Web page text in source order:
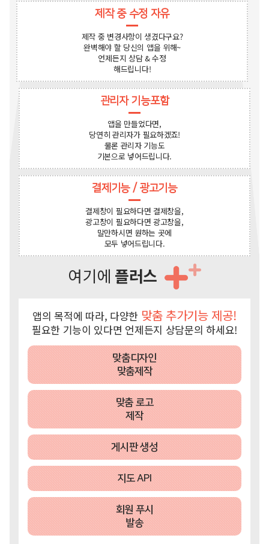
제작 중 수정 자유
제작 중 변경사항이 생겼다구요?
완벽해야 할 당신의 앱을 위해~
언제든지 상담 & 수정
해드립니다!
관리자 기능포함
앱을 만들었다면,
당연히 관리자가 필요하겠죠!
물론 관리자 기능도
기본으로 넣어드립니다.
결제기능 / 광고기능
결제창이 필요하다면 결제창을,
광고창이 필요하다면 광고창을,
말만하시면 원하는 곳에
모두 넣어드립니다.
여기에 플러스
앱의 목적에 따라, 다양한 맞춤 추가기능 제공!
필요한 기능이 있다면 언제든지 상담문의 하세요!
맞춤디자인
맞춤제작
맞춤 로고
제작
게시판 생성
지도 API
회원 푸시
발송